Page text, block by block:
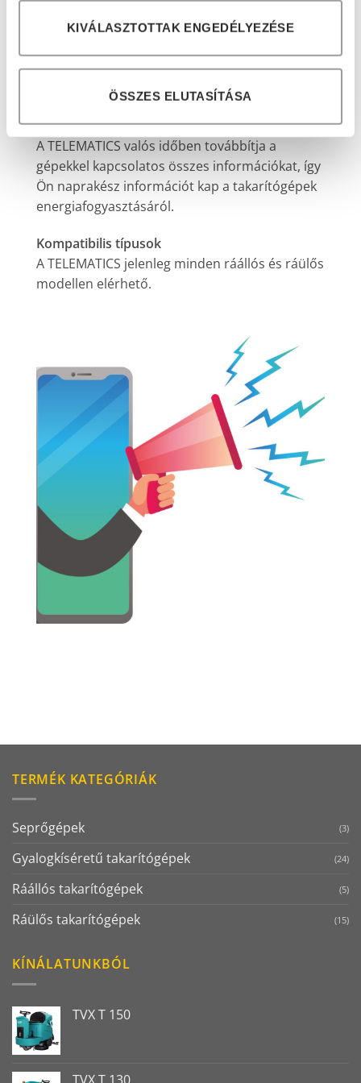
KIVÁLASZTOTTAK ENGEDÉLYEZÉSE
ÖSSZES ELUTASÍTÁSA
szolgáltatáson keresztül lehet fogadni
Monitor, amikor csak akarja, a gépek aktuális
fogyasztása
A TELEMATICS valós időben továbbítja a
gépekkel kapcsolatos összes információkat, így
Ön naprakész információt kap a takarítógépek
energiafogyasztásáról.
Kompatibilis típusok
A TELEMATICS jelenleg minden ráállós és ráülős
modellen elérhető.
TERMÉK KATEGÓRIÁK
Seprőgépek (3)
Gyalogkíséretű takarítógépek (24)
Ráállós takarítógépek (5)
Ráülős takarítógépek (15)
KÍNÁLATUNKBÓL
TVX T 150